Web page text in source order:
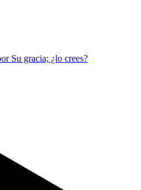
Su gracia; ¿lo crees?